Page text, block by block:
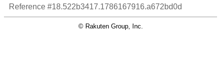
Reference #18.522b3417.1786167916.a672bd0d
© Rakuten Group, Inc.